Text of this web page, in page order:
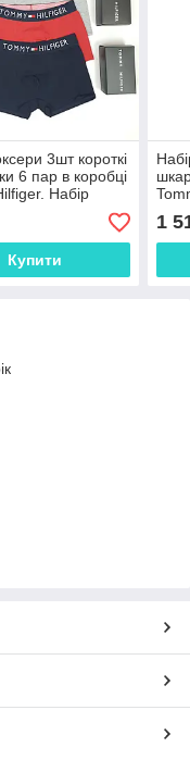
3шт короткі
6 пар в коробці
Набір
білизни Томмі
Купити
1